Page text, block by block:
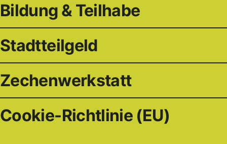
Bildung & Teilhabe
Stadtteilgeld
Zechenwerkstatt
Cookie-Richtlinie (EU)